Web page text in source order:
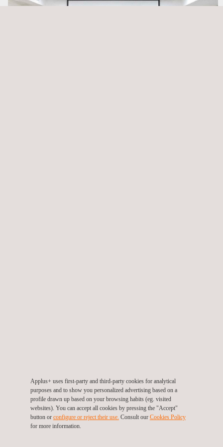
Ensaios por correntes induzidas
Applus+ uses first-party and third-party cookies for analytical
purposes and to show you personalized advertising based on a
profile drawn up based on your browsing habits (eg. visited
websites). You can accept all cookies by pressing the "Accept"
button or configure or reject their use. Consult our Cookies Policy
for more information.